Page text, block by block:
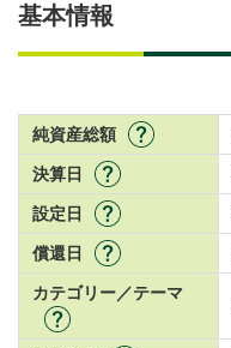
基本情報
純資産総額
決算日
設定日
償還日
カテゴリー／テーマ